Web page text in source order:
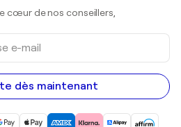
cœur de nos conseillers,
dès maintenant